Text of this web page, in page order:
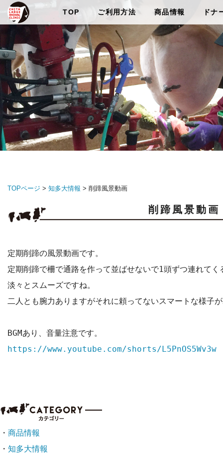
TOP ご利用方法 商品情報 ドナ
TOPページ > 知多大情報 > 削蹄風景動画
削蹄風景動画
定期削蹄の風景動画です。
定期削蹄で柵で通路を作って並ばせないで1頭ずつ連れてく
淡々とスムーズですね。
二人とも腕力ありますがそれに頼ってないスマートな様子
・ 商品情報
・ 知多大情報